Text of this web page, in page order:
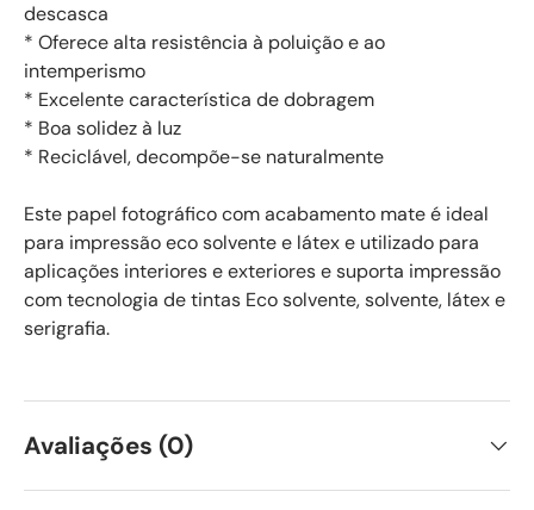
descasca
* Oferece alta resistência à poluição e ao
intemperismo
* Excelente característica de dobragem
* Boa solidez à luz
* Reciclável, decompõe-se naturalmente
Este papel fotográfico com acabamento mate é ideal
para impressão eco solvente e látex e utilizado para
aplicações interiores e exteriores e suporta impressão
com tecnologia de tintas Eco solvente, solvente, látex e
serigrafia.
Avaliações (0)